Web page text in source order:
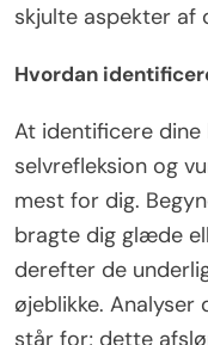
skjulte aspekter af
Hvordan
At identificere
selvrefleksion og
mest for dig.
bragte dig glæde
derefter de
øjeblikke. Analyser
står for; dette